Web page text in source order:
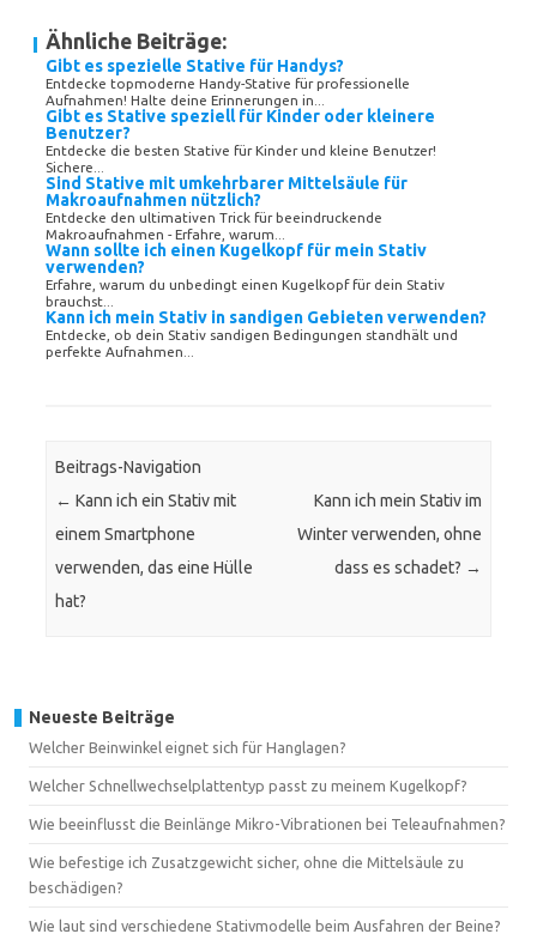
Ähnliche Beiträge:
Gibt es spezielle Stative für Handys?
Entdecke topmoderne Handy-Stative für professionelle
Aufnahmen! Halte deine Erinnerungen in...
Gibt es Stative speziell für Kinder oder kleinere
Benutzer?
Entdecke die besten Stative für Kinder und kleine Benutzer!
Sichere...
Sind Stative mit umkehrbarer Mittelsäule für
Makroaufnahmen nützlich?
Entdecke den ultimativen Trick für beeindruckende
Makroaufnahmen - Erfahre, warum...
Wann sollte ich einen Kugelkopf für mein Stativ
verwenden?
Erfahre, warum du unbedingt einen Kugelkopf für dein Stativ
brauchst...
Kann ich mein Stativ in sandigen Gebieten verwenden?
Entdecke, ob dein Stativ sandigen Bedingungen standhält und
perfekte Aufnahmen...
Beitrags-Navigation
← Kann ich ein Stativ mit
einem Smartphone
verwenden, das eine Hülle
hat?
Kann ich mein Stativ im
Winter verwenden, ohne
dass es schadet? →
Neueste Beiträge
Welcher Beinwinkel eignet sich für Hanglagen?
Welcher Schnellwechselplattentyp passt zu meinem Kugelkopf?
Wie beeinflusst die Beinlänge Mikro-Vibrationen bei Teleaufnahmen?
Wie befestige ich Zusatzgewicht sicher, ohne die Mittelsäule zu
beschädigen?
Wie laut sind verschiedene Stativmodelle beim Ausfahren der Beine?